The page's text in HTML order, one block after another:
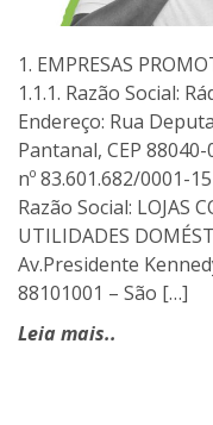
1. EMPRESAS
1.1.1. Razão Social:
Endereço: Rua
Pantanal, CEP
nº 83.601.682/0001-
Razão Social: LOJAS
UTILIDADES
Av.Presidente
88101001 – São […]
Leia mais..